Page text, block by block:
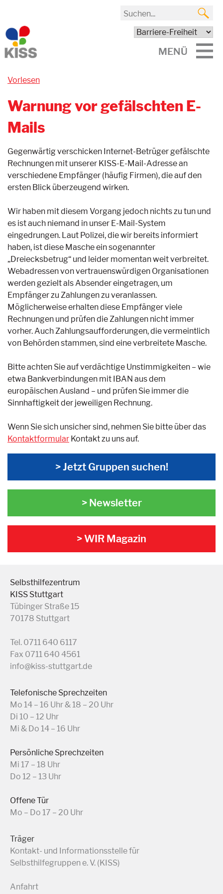
MENÜ
Vorlesen
Warnung vor gefälschten E-
Mails
Gegenwärtig verschicken Internet-Betrüger gefälschte
Rechnungen mit unserer KISS-E-Mail-Adresse an
verschiedene Empfänger (häufig Firmen), die auf den
ersten Blick überzeugend wirken.
Wir haben mit diesem Vorgang jedoch nichts zu tun und
es ist auch niemand in unser E-Mail-System
eingedrungen. Laut Polizei, die wir bereits informiert
haben, ist diese Masche ein sogenannter
„Dreiecksbetrug“ und leider momentan weit verbreitet.
Webadressen von vertrauenswürdigen Organisationen
werden gezielt als Absender eingetragen, um
Empfänger zu Zahlungen zu veranlassen.
Möglicherweise erhalten diese Empfänger viele
Rechnungen und prüfen die Zahlungen nicht immer
vorher. Auch Zahlungsaufforderungen, die vermeintlich
von Behörden stammen, sind eine verbreitete Masche.
Bitte achten Sie auf verdächtige Unstimmigkeiten – wie
etwa Bankverbindungen mit IBAN aus dem
europäischen Ausland – und prüfen Sie immer die
Sinnhaftigkeit der jeweiligen Rechnung.
Wenn Sie sich unsicher sind, nehmen Sie bitte über das
Kontaktformular Kontakt zu uns auf.
> Jetzt Gruppen suchen!
> Newsletter
> WIR Magazin
Selbsthilfezentrum
KISS Stuttgart
Tübinger Straße 15
70178 Stuttgart
Tel. 0711 640 6117
Fax 0711 640 4561
info@kiss-stuttgart.de
Telefonische Sprechzeiten
Mo 14 – 16 Uhr & 18 – 20 Uhr
Di 10 – 12 Uhr
Mi & Do 14 – 16 Uhr
Persönliche Sprechzeiten
Mi 17 – 18 Uhr
Do 12 – 13 Uhr
Offene Tür
Mo – Do 17 – 20 Uhr
Träger
Kontakt- und Informationsstelle für
Selbsthilfegruppen e. V. (KISS)
Anfahrt